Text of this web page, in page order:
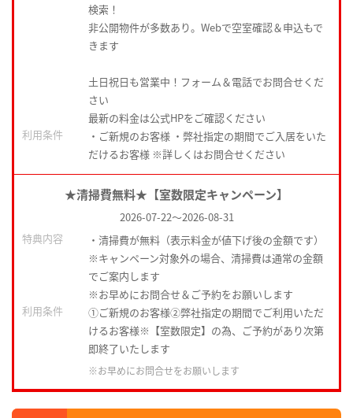
検索！
非公開物件が多数あり。Webで空室確認＆申込もで
きます
土日祝日も営業中！フォーム＆電話でお問合せくだ
さい
最新の料金は公式HPをご確認ください
利用条件
・ご新規のお客様 ・弊社指定の期間でご入居をいた
だけるお客様 ※詳しくはお問合せください
★清掃費無料★【室数限定キャンペーン】
2026-07-22～2026-08-31
特典内容
・清掃費が無料（表示料金が値下げ後の金額です）
※キャンペーン対象外の場合、清掃費は通常の金額
でご案内します
※お早めにお問合せ＆ご予約をお願いします
利用条件
①ご新規のお客様②弊社指定の期間でご利用いただ
けるお客様※【室数限定】の為、ご予約があり次第
即終了いたします
※お早めにお問合せをお願いします